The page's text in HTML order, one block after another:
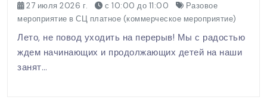
27 июля 2026 г. с 10:00 до 11:00
Разовое
мероприятие в СЦ платное (коммерческое мероприятие)
Лето, не повод уходить на перерыв! Мы с радостью
ждем начинающих и продолжающих детей на наши
занят…